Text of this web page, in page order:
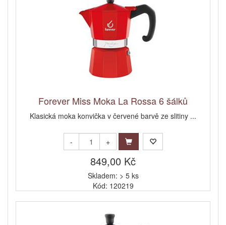
Forever Miss Moka La Rossa 6 šálků
Klasická moka konvička v červené barvě ze slitiny ...
- +
849,00 Kč
Skladem: > 5 ks
Kód: 120219